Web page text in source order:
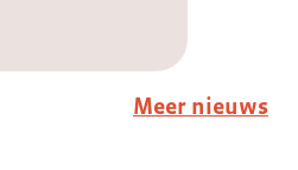
Meer nieuws